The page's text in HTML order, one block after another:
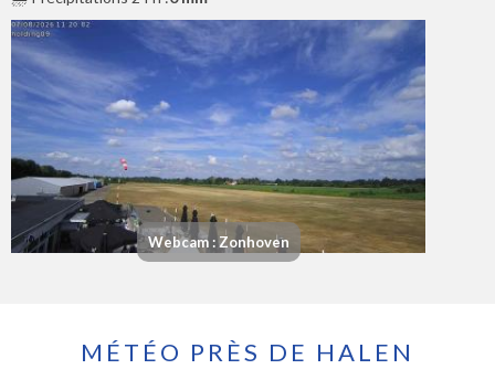
Webcam : Zonhoven
MÉTÉO PRÈS DE HALEN